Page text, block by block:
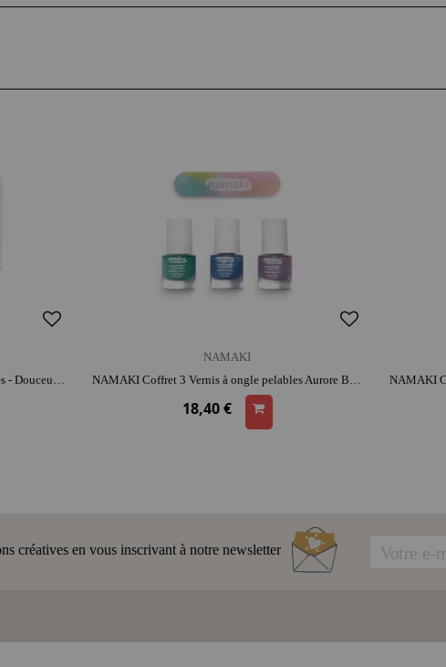
NAMAKI Coffret 3 Vernis à ongle pelables - Douceurs givrées | dès 3 ans | mode enfant
NAMAKI
NAMAKI Coffret 3 Vernis à ongle pelables Aurore Boréale | dès 3 ans | mode enfant
18,40 €
créatives en vous inscrivant à notre newsletter